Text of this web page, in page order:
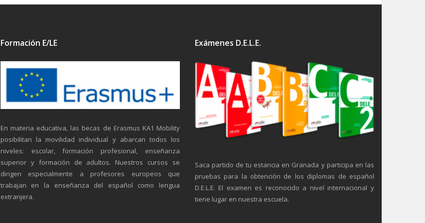
Formación E/LE
En materia educativa, las becas de Erasmus KA1 Mobility
posibilitan la movilidad individual y abarcan todos los
niveles: escolar, formación profesional, enseñanza
superior y formación de adultos. Nuestros cursos se
dirigen especialmente a profesores europeos que
trabajan en la enseñanza del español como lengua
extranjera.
Exámenes D.E.L.E.
Saca partido de tu estancia en Granada y participa en las
pruebas para la obtención de los diplomas de español
D.E.L.E. El examen es reconocido a nivel internacional y
tiene lugar en nuestra escuela.